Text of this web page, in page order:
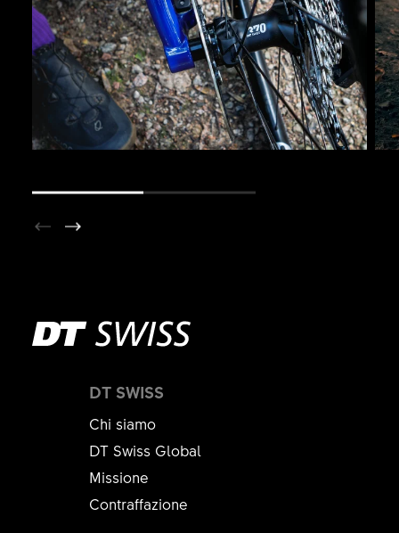
DT SWISS
Chi siamo
DT Swiss Global
Missione
Contraffazione